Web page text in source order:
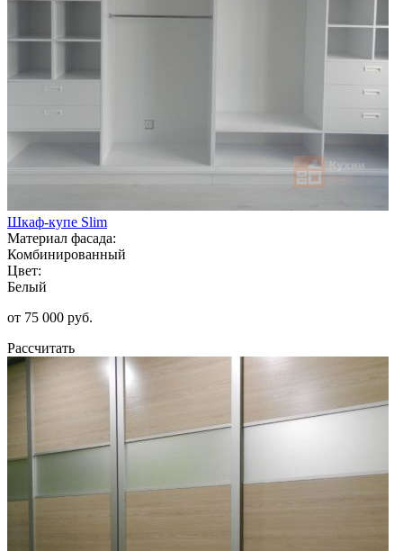
Шкаф-купе Slim
Материал фасада:
Комбинированный
Цвет:
Белый
от 75 000 руб.
Рассчитать